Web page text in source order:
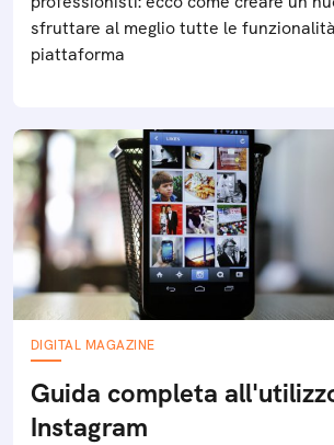
sfruttare al meglio tutte le
piattaforma
DIGITAL MAGAZINE
Guida completa
Instagram